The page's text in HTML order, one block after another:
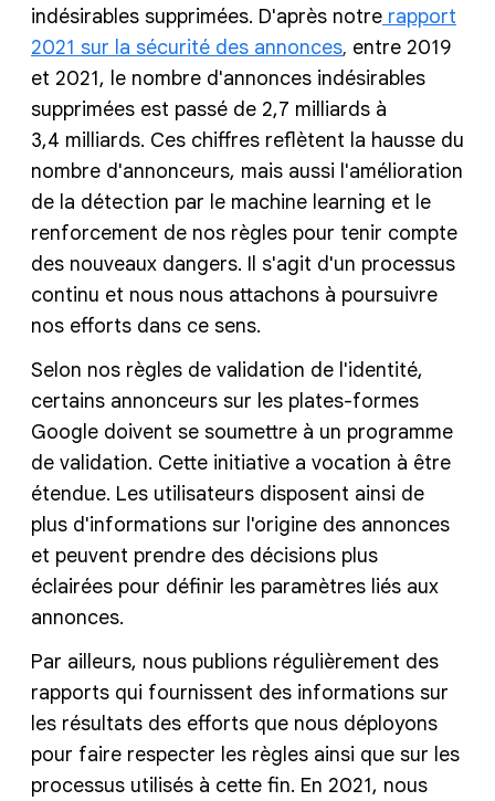
indésirables supprimées. D'après notre rapport
2021 sur la sécurité des annonces, entre 2019
et 2021, le nombre d'annonces indésirables
supprimées est passé de 2,7 milliards à
3,4 milliards. Ces chiffres reflètent la hausse du
nombre d'annonceurs, mais aussi l'amélioration
de la détection par le machine learning et le
renforcement de nos règles pour tenir compte
des nouveaux dangers. Il s'agit d'un processus
continu et nous nous attachons à poursuivre
nos efforts dans ce sens.
Selon nos règles de validation de l'identité,
certains annonceurs sur les plates-formes
Google doivent se soumettre à un programme
de validation. Cette initiative a vocation à être
étendue. Les utilisateurs disposent ainsi de
plus d'informations sur l'origine des annonces
et peuvent prendre des décisions plus
éclairées pour définir les paramètres liés aux
annonces.
Par ailleurs, nous publions régulièrement des
rapports qui fournissent des informations sur
les résultats des efforts que nous déployons
pour faire respecter les règles ainsi que sur les
processus utilisés à cette fin. En 2021, nous